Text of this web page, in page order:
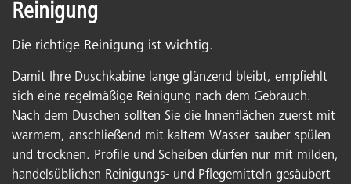
Reinigung
Die richtige Reinigung ist wichtig.
Damit Ihre Duschkabine lange glänzend bleibt, empfiehlt
sich eine regelmäßige Reinigung nach dem Gebrauch.
Nach dem Duschen sollten Sie die Innenflächen zuerst mit
warmem, anschließend mit kaltem Wasser sauber spülen
und trocknen. Profile und Scheiben dürfen nur mit milden,
handelsüblichen Reinigungs- und Pflegemitteln gesäubert